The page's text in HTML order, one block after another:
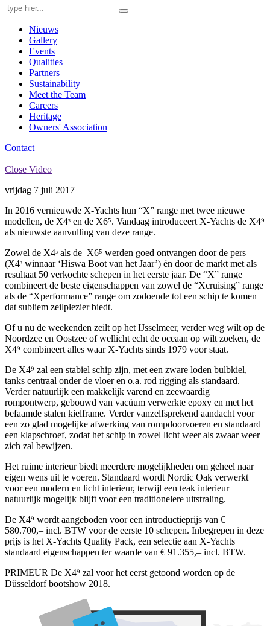
Search
for:
Nieuws
Gallery
Events
Qualities
Partners
Sustainability
Meet the Team
Careers
Heritage
Owners' Association
Contact
Close Video
vrijdag 7 juli 2017
In 2016 vernieuwde X-Yachts hun “X” range met twee nieuwe
modellen, de X4ᶟ en de X6⁵. Vandaag introduceert X-Yachts de X4⁹
als nieuwste aanvulling van deze range.
Zowel de X4ᶟ als de X6⁵ werden goed ontvangen door de pers
(X4ᶟ winnaar ‘Hiswa Boot van het Jaar’) én door de markt met als
resultaat 50 verkochte schepen in het eerste jaar. De “X” range
combineert de beste eigenschappen van zowel de “Xcruising” range
als de “Xperformance” range om zodoende tot een schip te komen
dat subliem zeilplezier biedt.
Of u nu de weekenden zeilt op het IJsselmeer, verder weg wilt op de
Noordzee en Oostzee of wellicht echt de oceaan op wilt zoeken, de
X4⁹ combineert alles waar X-Yachts sinds 1979 voor staat.
De X4⁹ zal een stabiel schip zijn, met een zware loden bulbkiel,
tanks centraal onder de vloer en o.a. rod rigging als standaard.
Verder natuurlijk een makkelijk varend en zeewaardig
rompontwerp, gebouwd van vacüum verwerkte epoxy en met het
befaamde stalen kielframe. Verder vanzelfsprekend aandacht voor
een zo glad mogelijke afwerking van rompdoorvoeren en standaard
een klapschroef, zodat het schip in zowel licht weer als zwaar weer
zich zal bewijzen.
Het ruime interieur biedt meerdere mogelijkheden om geheel naar
eigen wens uit te voeren. Standaard wordt Nordic Oak verwerkt
voor een modern en licht interieur, terwijl een teak interieur
natuurlijk mogelijk blijft voor een traditionelere uitstraling.
De X4⁹ wordt aangeboden voor een introductieprijs van €
580.700,– incl. BTW voor de eerste 10 schepen. Inbegrepen in deze
prijs is het X-Yachts Quality Pack, een selectie aan X-Yachts
standaard eigenschappen ter waarde van € 91.355,– incl. BTW.
PRIMEUR De X4⁹ zal voor het eerst getoond worden op de
Düsseldorf bootshow 2018.